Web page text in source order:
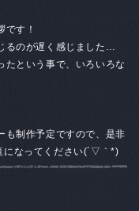
です！
るのが遅く感じました…
たという事で、いろいろな
も制作予定ですので、是非
になってください(´▽｀*)